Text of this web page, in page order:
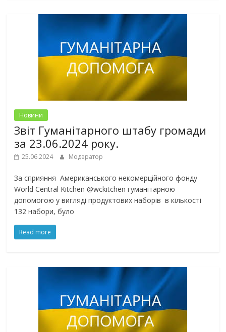
Новини
Звіт Гуманітарного штабу громади
за 23.06.2024 року.
25.06.2024 Модератор
За сприяння Американського некомерційного фонду
World Central Kitchen @wckitchen гуманітарною
допомогою у вигляді продуктових наборів в кількості
132 набори, було
Read more